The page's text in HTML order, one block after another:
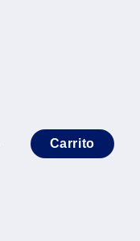
Carrito